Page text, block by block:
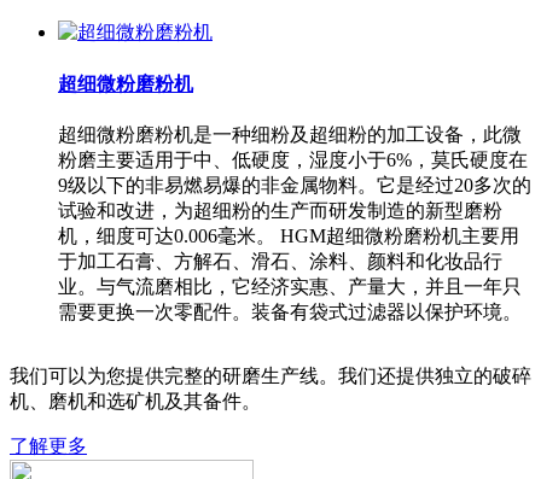
超细微粉磨粉机
超细微粉磨粉机是一种细粉及超细粉的加工设备，此微
粉磨主要适用于中、低硬度，湿度小于6%，莫氏硬度在
9级以下的非易燃易爆的非金属物料。它是经过20多次的
试验和改进，为超细粉的生产而研发制造的新型磨粉
机，细度可达0.006毫米。 HGM超细微粉磨粉机主要用
于加工石膏、方解石、滑石、涂料、颜料和化妆品行
业。与气流磨相比，它经济实惠、产量大，并且一年只
需要更换一次零配件。装备有袋式过滤器以保护环境。
我们可以为您提供完整的研磨生产线。我们还提供独立的破碎
机、磨机和选矿机及其备件。
了解更多